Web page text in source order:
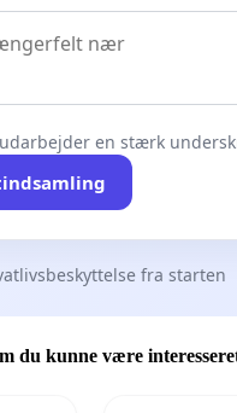
en stærk
fra starten
du kunne være